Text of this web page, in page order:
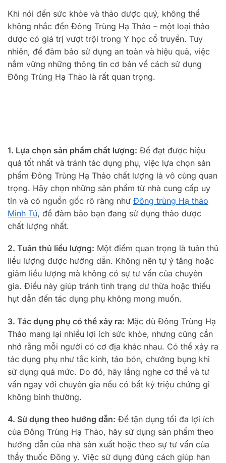
Khi nói đến sức khỏe và thảo dược quý, không thể
không nhắc đến Đông Trùng Hạ Thảo – một loại thảo
dược có giá trị vượt trội trong Y học cổ truyền. Tuy
nhiên, để đảm bảo sử dụng an toàn và hiệu quả, việc
nắm vững những thông tin cơ bản về cách sử dụng
Đông Trùng Hạ Thảo là rất quan trọng.
1. Lựa chọn sản phẩm chất lượng: Để đạt được hiệu
quả tốt nhất và tránh tác dụng phụ, việc lựa chọn sản
phẩm Đông Trùng Hạ Thảo chất lượng là vô cùng quan
trọng. Hãy chọn những sản phẩm từ nhà cung cấp uy
tín và có nguồn gốc rõ ràng như Đông trùng Hạ thảo
Minh Tú, để đảm bảo bạn đang sử dụng thảo dược
chất lượng nhất.
2. Tuân thủ liều lượng: Một điểm quan trọng là tuân thủ
liều lượng được hướng dẫn. Không nên tự ý tăng hoặc
giảm liều lượng mà không có sự tư vấn của chuyên
gia. Điều này giúp tránh tình trạng dư thừa hoặc thiếu
hụt dẫn đến tác dụng phụ không mong muốn.
3. Tác dụng phụ có thể xảy ra: Mặc dù Đông Trùng Hạ
Thảo mang lại nhiều lợi ích sức khỏe, nhưng cũng cần
nhớ rằng mỗi người có cơ địa khác nhau. Có thể xảy ra
tác dụng phụ như tắc kinh, táo bón, chướng bụng khi
sử dụng quá mức. Do đó, hãy lắng nghe cơ thể và tư
vấn ngay với chuyên gia nếu có bất kỳ triệu chứng gì
không bình thường.
4. Sử dụng theo hướng dẫn: Để tận dụng tối đa lợi ích
của Đông Trùng Hạ Thảo, hãy sử dụng sản phẩm theo
hướng dẫn của nhà sản xuất hoặc theo sự tư vấn của
thầy thuốc Đông y. Việc sử dụng đúng cách giúp hạn